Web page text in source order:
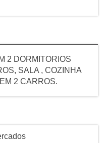
2 DORMITORIOS
SALA , COZINHA
2 CARROS.